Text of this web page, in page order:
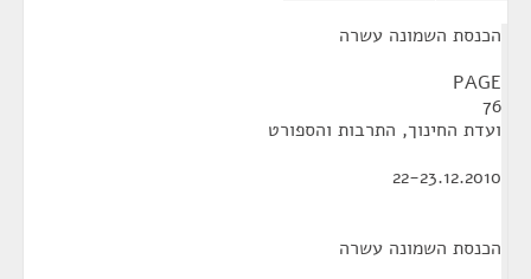
הכנסת השמונה עשרה
PAGE
76
ועדת החינוך, התרבות והספורט
22-23.12.2010
הכנסת השמונה עשרה